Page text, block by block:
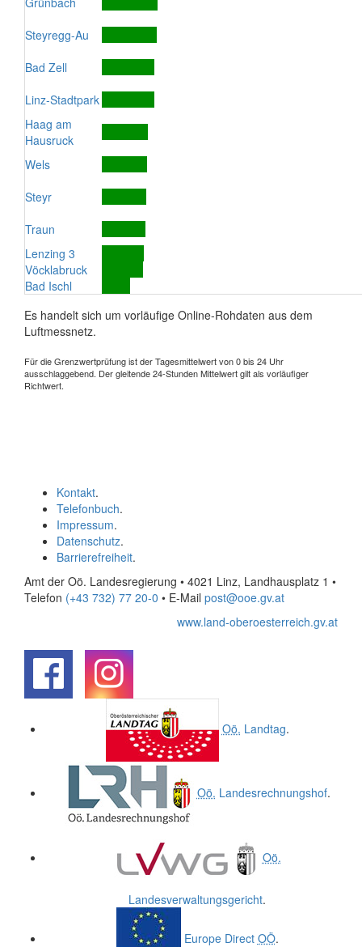
Steyregg-Au
Bad Zell
Linz-Stadtpark
Haag am
Hausruck
Wels
Steyr
Traun
Lenzing 3
Vöcklabruck
Bad Ischl
Es handelt sich um vorläufige Online-Rohdaten aus dem
Luftmessnetz.
Für die Grenzwertprüfung ist der Tagesmittelwert von 0 bis 24 Uhr
ausschlaggebend. Der gleitende 24-Stunden Mittelwert gilt als vorläufiger
Richtwert.
Kontakt.
Telefonbuch.
Impressum.
Datenschutz.
Barrierefreiheit.
Amt der Oö. Landesregierung • 4021 Linz, Landhausplatz 1 •
Telefon (+43 732) 77 20-0 • E-Mail post@ooe.gv.at
www.land-oberoesterreich.gv.at
Oö. Landtag.
Oö. Landesrechnungshof.
Oö.
Landesverwaltungsgericht.
Europe Direct OÖ.